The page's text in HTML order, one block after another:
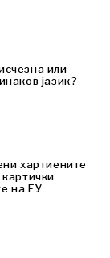
или
јазик?
хартиените
на ЕУ